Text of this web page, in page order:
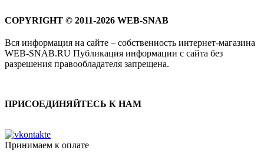
COPYRIGHT © 2011-2026 WEB-SNAB
Вся информация на сайте – собственность интернет-магазина
WEB-SNAB.RU Публикация информации с сайта без
разрешения правообладателя запрещена.
ПРИСОЕДИНЯЙТЕСЬ К НАМ
Принимаем к оплате